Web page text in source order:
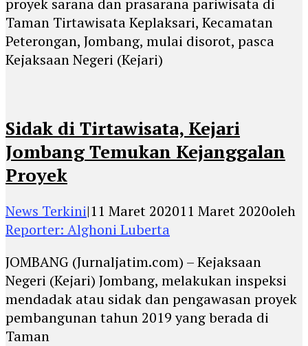
proyek sarana dan prasarana pariwisata di
Taman Tirtawisata Keplaksari, Kecamatan
Peterongan, Jombang, mulai disorot, pasca
Kejaksaan Negeri (Kejari)
Sidak di Tirtawisata, Kejari
Jombang Temukan Kejanggalan
Proyek
News Terkini|11 Maret 202011 Maret 2020oleh
Reporter: Alghoni Luberta
JOMBANG (Jurnaljatim.com) – Kejaksaan
Negeri (Kejari) Jombang, melakukan inspeksi
mendadak atau sidak dan pengawasan proyek
pembangunan tahun 2019 yang berada di
Taman